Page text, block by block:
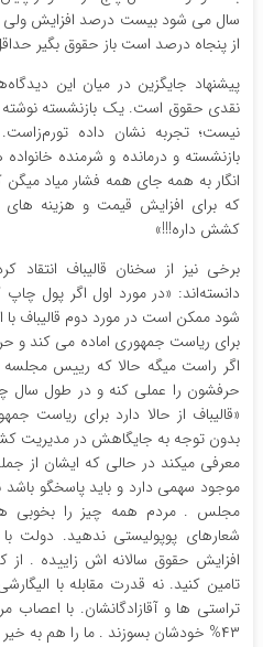
سال می شود بیست درصد افزایش ولی
از پنجاه درصد است باز حقوق بگیر
پیشنهاد جایگزین در میان این
نقدی حقوق است. یک بازنشسته
نیست؛ تجربه نشان داده
بازنشسته و درمانده و شرمنده
انگار به همه جای همه فشار میاد
که برای افزایش قیمت و هزینه های
کشش داره!!!»
برخی نیز از سخنان قالیباف انتقاد
دانسته‌اند: «در مورد اول اگر پول
شود ممکن است در مورد دوم قالیباف با
برای ریاست جمهوری اماده می کند و
اگر راست میگه حالا که رییس
حرفشون را عملی کنه و در طول سال
«قالیباف از حالا دارد برای ریاست
بدون توجه به جایگاهش در مدیریت
معرفی میکند در حالی که ایشان از
موجود سهمی دارد و باید پاسخگو باشد
مجلس . مردم همه چیز را بخوبی
شعارهای پوپولیستی ندهید. دولت
افزایش حقوق سالانه اش زاییده .
تامین کنید. نه قدرت مقابله با
تراستی ها و آقازادگانشان. با اعصاب
۴۳% خودشان بسوزند . ما را هم به خیر شما امیدی نیست.»